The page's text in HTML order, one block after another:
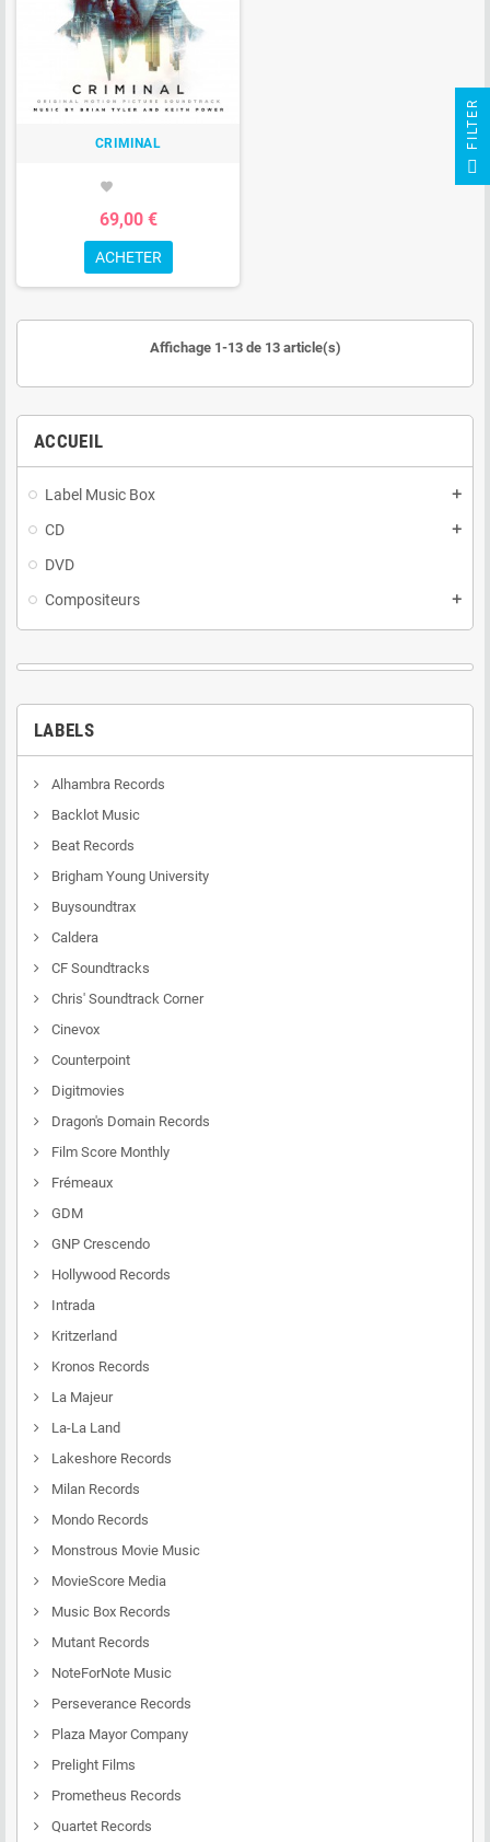
ACCUEIL
Label Music Box add
CD add
DVD
Compositeurs
add
LABELS
Alhambra Records
Backlot Music
Beat Records
Brigham Young University
Buysoundtrax
Caldera
CF Soundtracks
Chris' Soundtrack Corner
Cinevox
Counterpoint
Digitmovies
Dragon's Domain Records
Film Score Monthly
Frémeaux
GDM
GNP Crescendo
Hollywood Records
Intrada
Kritzerland
Kronos Records
La Majeur
La-La Land
Lakeshore Records
Milan Records
Mondo Records
Monstrous Movie Music
MovieScore Media
Music Box Records
Mutant Records
NoteForNote Music
Perseverance Records
Plaza Mayor Company
Prelight Films
Prometheus Records
Quartet Records
CRIMINAL
favorite
69,00 €
ACHETER
Affichage 1-13 de 13 article(s)
R